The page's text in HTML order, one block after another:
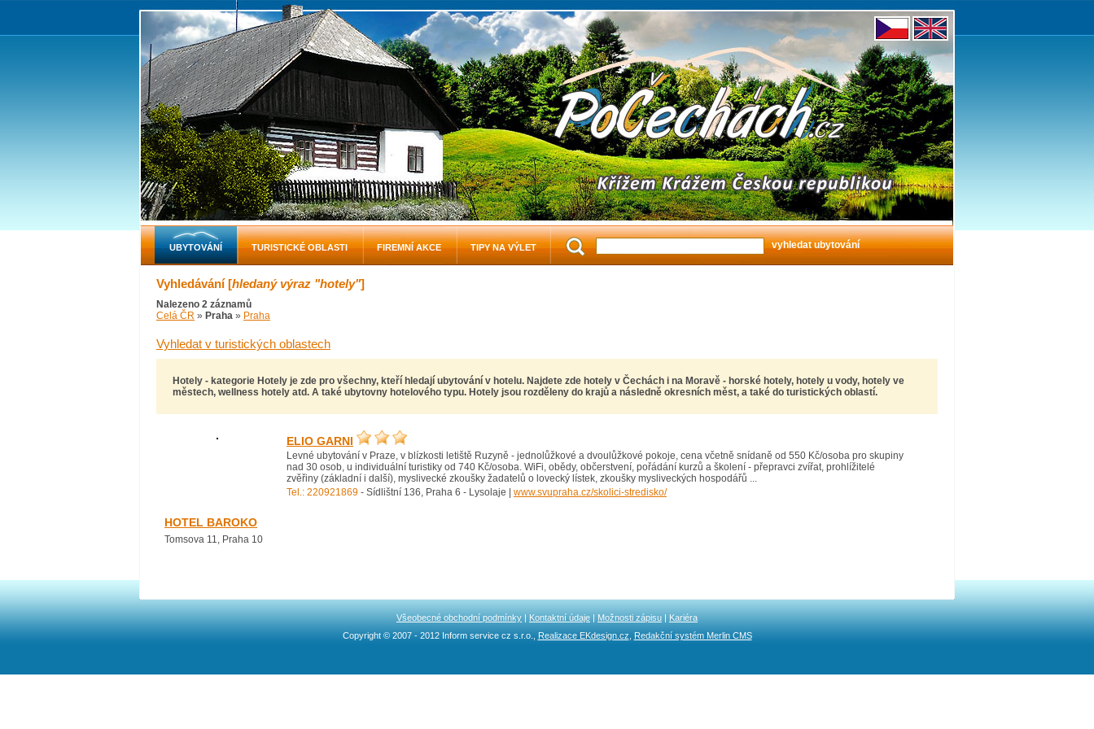
Vyhledávání [hledaný výraz "hotely"]
Nalezeno 2 záznamů
Celá ČR » Praha » Praha
Vyhledat v turistických oblastech
Hotely - kategorie Hotely je zde pro všechny, kteří hledají ubytování v hotelu. Najdete zde hotely v Čechách i na Moravě - horské hotely, hotely u vody, hotely ve
městech, wellness hotely atd. A také ubytovny hotelového typu. Hotely jsou rozděleny do krajů a následně okresních měst, a také do turistických oblastí.
ELIO GARNI
Levné ubytování v Praze, v blízkosti letiště Ruzyně - jednolůžkové a dvoulůžkové pokoje, cena včetně snídaně od 550 Kč/osoba pro skupiny
nad 30 osob, u individuální turistiky od 740 Kč/osoba. WiFi, obědy, občerstvení, pořádání kurzů a školení - přepravci zvířat, prohlížitelé
zvěřiny (základní i další), myslivecké zkoušky žadatelů o lovecký lístek, zkoušky mysliveckých hospodářů ...
Tel.: 220921869 - Sídlištní 136, Praha 6 - Lysolaje | www.svupraha.cz/skolici-stredisko/
HOTEL BAROKO
Tomsova 11, Praha 10
UBYTOVÁNÍ TURISTICKÉ OBLASTI FIREMNÍ AKCE TIPY NA VÝLET
Všeobecné obchodní podmínky | Kontaktní údaje | Možnosti zápisu | Kariéra
Copyright © 2007 - 2012 Inform service cz s.r.o.,
Realizace EKdesign.cz Redakční systém Merlin CMS